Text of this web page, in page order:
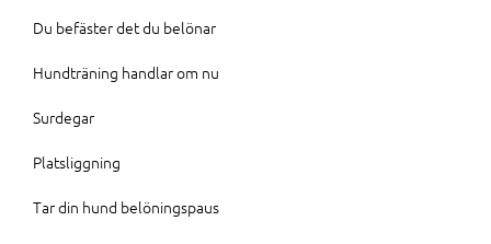
Du befäster det du belönar
Hundträning handlar om nu
Surdegar
Platsliggning
Tar din hund belöningspaus